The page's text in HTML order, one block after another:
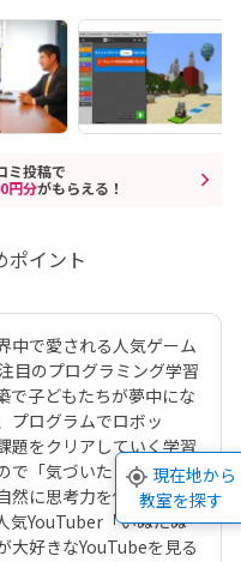
ミ投稿で
円分がもらえる！
ポイント
中で愛される人気ゲーム
目のプログラミング学習
で子どもたちが夢中にな
プログラムでロボッ
題をクリアしていく学習
で「気づいたら集中して
然に思考力を伸ばせま
気YouTuber「いぬたぬ
大好きなYouTubeを見る
現在地から
教室を探す